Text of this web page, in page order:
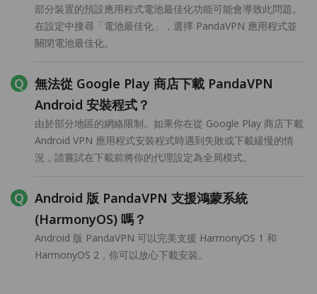
部分裝置的預設應用程式電池最佳化功能可能會導致此問題。
在設定中搜尋「電池最佳化」，選擇 PandaVPN 應用程式並
關閉電池最佳化。
無法從 Google Play 商店下載 PandaVPN
Android 安裝程式？
由於部分地區的網絡限制。如果你在從 Google Play 商店下載
Android VPN 應用程式安裝程式時遇到失敗或下載緩慢的情
況，請嘗試在下載前將你的代理設定為全局模式。
Android 版 PandaVPN 支援鴻蒙系統
(HarmonyOS) 嗎？
Android 版 PandaVPN 可以完美支援 HarmonyOS 1 和
HarmonyOS 2，你可以放心下載安裝。